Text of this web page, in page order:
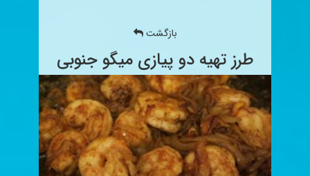
بازگشت
طرز تهیه دو پیازی میگو جنوبی